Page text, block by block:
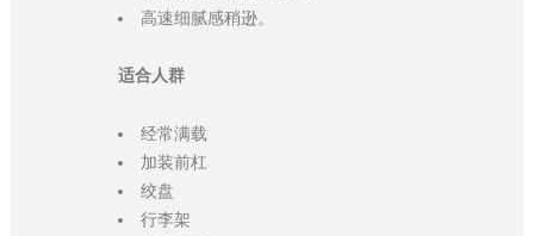
高速细腻感稍逊。
适合人群
经常满载
加装前杠
绞盘
行李架